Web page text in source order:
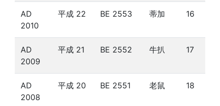
AD
2010
平成 22 BE 2553 蒂加 16
AD
2009
平成 21 BE 2552 牛扒 17
AD
2008
平成 20 BE 2551 老鼠 18